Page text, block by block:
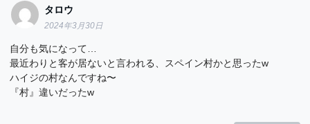
タロウ
2024年3月30日
自分も気になって…
最近わりと客が居ないと言われる、スペイン村かと思ったw
ハイジの村なんですね〜
『村』違いだったw